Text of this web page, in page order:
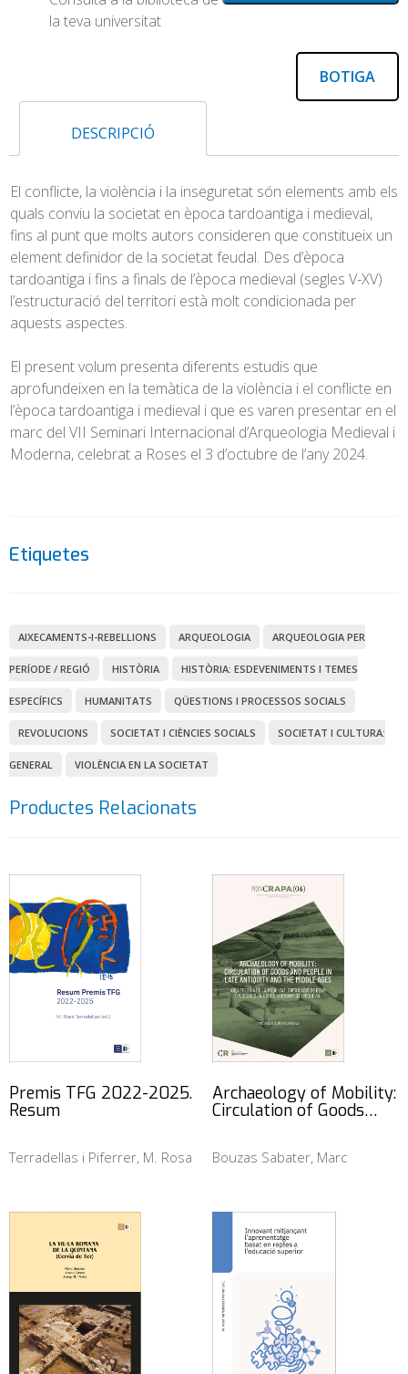
la teva universitat
BOTIGA
DESCRIPCIÓ
El conflicte, la violència i la inseguretat són elements amb els
quals conviu la societat en època tardoantiga i medieval,
fins al punt que molts autors consideren que constitueix un
element definidor de la societat feudal. Des d’època
tardoantiga i fins a finals de l’època medieval (segles V-XV)
l’estructuració del territori està molt condicionada per
aquests aspectes.
El present volum presenta diferents estudis que
aprofundeixen en la temàtica de la violència i el conflicte en
l’època tardoantiga i medieval i que es varen presentar en el
marc del VII Seminari Internacional d’Arqueologia Medieval i
Moderna, celebrat a Roses el 3 d’octubre de l’any 2024.
Etiquetes
AIXECAMENTS-I-REBELLIONS ARQUEOLOGIA ARQUEOLOGIA PER
PERÍODE / REGIÓ HISTÒRIA HISTÒRIA: ESDEVENIMENTS I TEMES
ESPECÍFICS HUMANITATS QÜESTIONS I PROCESSOS SOCIALS
REVOLUCIONS SOCIETAT I CIÈNCIES SOCIALS SOCIETAT I CULTURA:
GENERAL VIOLÈNCIA EN LA SOCIETAT
Productes Relacionats
Premis TFG 2022-2025.
Resum
Terradellas i Piferrer, M. Rosa
Archaeology of Mobility:
Circulation of Goods…
Bouzas Sabater, Marc